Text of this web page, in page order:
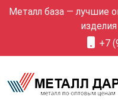
Металл база — лучшие
+7